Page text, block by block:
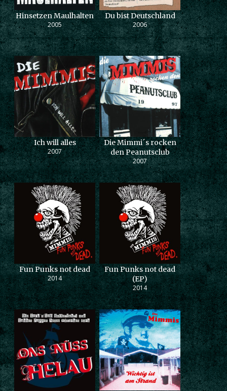
Hinsetzen Maulhalten
2005
Du bist Deutschland
2006
Ich will alles
2007
Die Mimmi´s rocken
den Peanutsclub
2007
Fun Punks not dead
2014
Fun Punks not dead
(EP)
2014